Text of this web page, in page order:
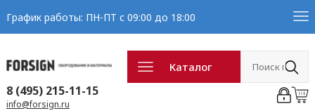
График работы: ПН-ПТ с 09:00 до 18:00
Каталог
8 (495) 215-11-15
info@forsign.ru